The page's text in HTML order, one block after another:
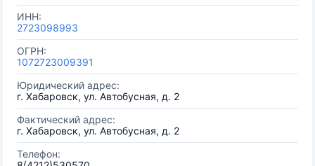
ИНН:
2723098993
ОГРН:
1072723009391
Юридический адрес:
г. Хабаровск, ул. Автобусная, д. 2
Фактический адрес:
г. Хабаровск, ул. Автобусная, д. 2
Телефон: